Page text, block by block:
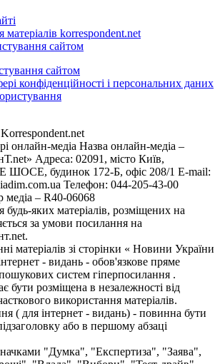
korrespondent.net
сайтом
сайтом
конфіденційності і персональних даних
онлайн-медіа Назва онлайн-медіа –
Адреса: 02091, місто Київ,
будинок 172-Б, офіс 208/1 E-mail:
Телефон: 044-205-43-00
медіа – R40-06068
будь-яких матеріалів, розміщених на
за умови посилання на
матеріалів зі сторінки « Новини України
- видань - обов'язкове пряме
систем гіперпосилання .
бути розміщена в незалежності від
використання матеріалів.
( для інтернет - видань) - повинна бути
або в першому абзаці
"Думка", "Експертиза", "Заява",